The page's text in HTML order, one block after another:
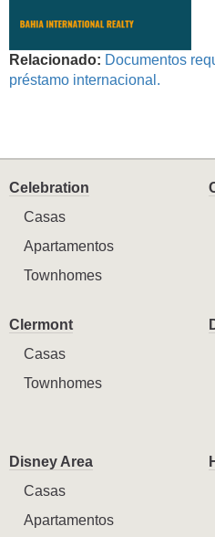
Relacionado: Documentos
préstamo internacional.
Celebration
Casas
Apartamentos
Townhomes
Clermont
Casas
Townhomes
Disney Area
Casas
Apartamentos